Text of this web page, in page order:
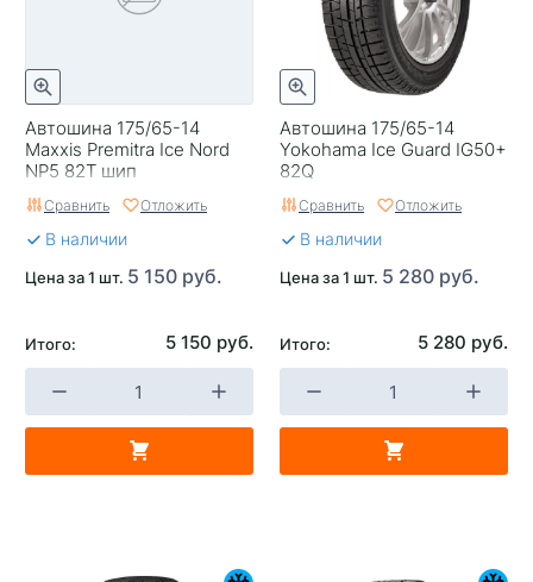
Автошина 175/65-14
Maxxis Premitra Ice Nord
NP5 82T шип
Сравнить Отложить
В наличии
Цена за 1 шт. 5 150 руб.
Итого: 5 150 руб.
Автошина 175/65-14
Yokohama Ice Guard IG50+
82Q
Сравнить Отложить
В наличии
Цена за 1 шт. 5 280 руб.
Итого: 5 280 руб.